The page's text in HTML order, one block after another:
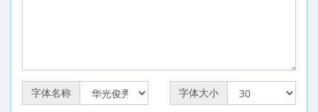
字体名称 字体大小